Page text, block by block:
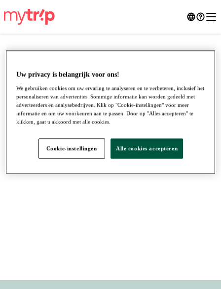
●●●
Uw privacy is belangrijk voor ons!
We gebruiken cookies om uw ervaring te analyseren en te verbeteren, inclusief het
personaliseren van advertenties. Sommige informatie kan worden gedeeld met
adverteerders en analysebedrijven. Klik op "Cookie-instellingen" voor meer
informatie en om uw voorkeuren aan te passen. Door op "Alles accepteren" te
klikken, gaat u akkoord met alle cookies.
Cookie-instellingen Alle cookies accepteren